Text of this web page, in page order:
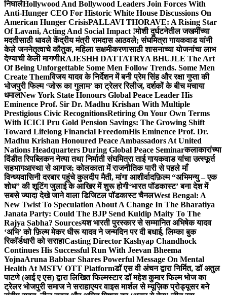
निघालेHollywood And Bollywood Leaders Join Forces With
Anti-Hunger CEO For Historic White House Discussions On
American Hunger CrisisPALLAVI THORAVE: A Rising Star
Of Lavani, Acting And Social Impact !मोशी दुर्घटनेतील जखमींच्या
मदतीसाठी धावले केंद्रीय मंत्री रामदास आठवले; संघमित्रा गायकवाड यांनी
केले जननेतृत्वाचे कौतुक, महिला सक्षमीकरणासाठी शासनाच्या योजनांचा लाभ
देण्याची केली मागणीRAJESHH DATTATRYA BHUJLE The Art
Of Being Unforgettable Some Men Follow Trends. Some Men
Create Themविजय यादव के निर्देशन में बनी प्रेम सिंह और रक्षा गुप्ता की
भोजपुरी फिल्म ‘जोरू का गुलाम’ का ट्रेलर रिलीज, दर्शकों के बीच मचाया
धमालNew York State Honours Global Peace Leader His
Eminence Prof. Sir Dr. Madhu Krishan With Multiple
Prestigious Civic RecognitionsRetiring On Your Own Terms
With ICICI Pru Gold Pension Savings: The Growing Shift
Toward Lifelong Financial FreedomHis Eminence Prof. Dr.
Madhu Krishan Honoured Peace Ambassadors At United
Nations Headquarters During Global Peace Seminarकलाकारांच्या
दिंडीत रिपब्लिकन नेत्या तथा निर्माती संघमित्रा ताई गायकवाड यांचा उत्स्फूर्त
सहभागआस्था से आगाज: कोलकाता में राजनीतिक पारी से पहले माँ
विन्ध्यवासिनी दरबार पहुंचे कुलदीप मैती, मांगा आशीर्वादफ़िल्म “अभिमन्यु – एक
शोध” की शूटिंग जुलाई के आखिर में शुरू होगी‘भारत पॉडकास्ट’ बना देश में
सबसे ज्यादा देखे जाने वाला डिजिटल पॉडकास्ट चैनलWest Bengal: A
New Twist To Speculation About A Change In The Bharatiya
Janata Party: Could The BJP Send Kuldip Maity To The
Rajya Sabha? Sourcesयश भारती पुरस्कार से सम्मानित अभिषेक यादव
‘अभि’ को फ़िल्म मेकर धीरू यादव ने जन्मदिन पर दी बधाई, लिम्का बुक
रिकॉर्डधारी को सराहाCasting Director Kashyap Chandhock
Continues His Successful Run With Jeevan Bheema
YojnaAruna Babbar Shares Powerful Message On Mental
Health At MSTV OTT Platformडॉ एस वी अंचन द्वारा निर्मित, डॉ अतुल
पाटणे (आई ए एस) द्वारा लिखित फिल्मस्टार डॉ महेश कुमार फिल्म भोज का
ट्रेलर भोजपुरी समाज ने सराहाएयर वाइस मार्शल से म्यूज़िक प्रोड्यूसर बने